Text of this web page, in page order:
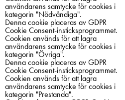
användarens samtycke för cookies i
kategorin "Nödvändiga".
Denna cookie placeras av GDPR
Cookie Consent-insticksprogrammet.
Cookien används för att lagra
användarens samtycke för cookies i
kategorin "Övriga".
Denna cookie placeras av GDPR
Cookie Consent-insticksprogrammet.
Cookien används för att lagra
användarens samtycke för cookies i
kategorin "Prestanda".